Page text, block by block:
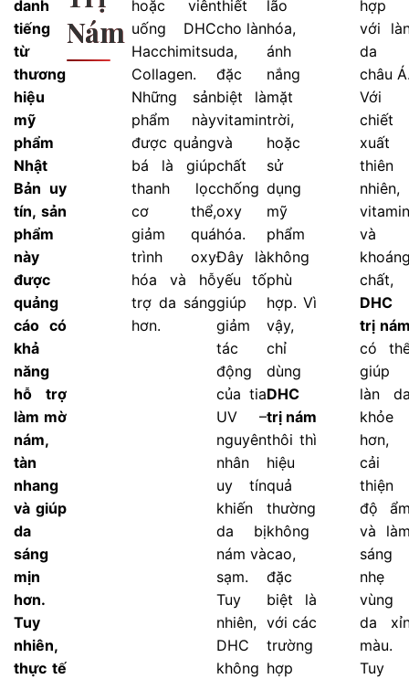
danh
tiếng
từ
thương
hiệu
mỹ
phẩm
Nhật
Bản uy
tín, sản
phẩm
này
được
quảng
cáo có
khả
năng
hỗ trợ
làm mờ
nám,
tàn
nhang
và giúp
da
sáng
mịn
hơn.
Tuy
nhiên,
thực tế
Nám
hoặc viên
uống DHC
Hacchimitsu
Collagen.
Những sản
phẩm này
được quảng
bá là giúp
thanh lọc
cơ thể,
giảm quá
trình oxy
hóa và hỗ
trợ da sáng
hơn.
thiết
cho làn
da,
đặc
biệt là
vitamin
và
chất
chống
oxy
hóa.
Đây là
yếu tố
giúp
giảm
tác
động
của tia
UV –
nguyên
nhân
uy tín
khiến
da bị
nám và
sạm.
Tuy
nhiên,
DHC
không
lão
hóa,
ánh
nắng
mặt
trời,
hoặc
sử
dụng
mỹ
phẩm
không
phù
hợp. Vì
vậy,
chỉ
dùng
DHC
trị nám
thôi thì
hiệu
quả
thường
không
cao,
đặc
biệt là
với các
trường
hợp
hợp
với
da
châu
Với
chiết
xuất
thiên
nhiên,
và
chất,
DHC
trị
có
giúp
làn
khỏe
hơn,
cải
thiện
độ
và
sáng
nhẹ
vùng
da
màu.
Tuy